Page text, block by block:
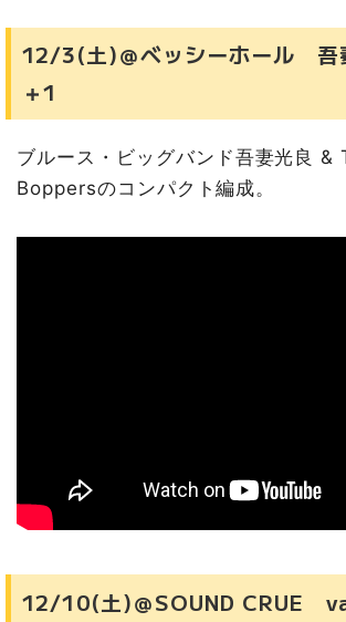
12/3(土)＠ベッシーホール 吾
＋1
ブルース・ビッグバンド吾妻光良
Boppersのコンパクト編成。
12/10(土)＠SOUND CRUE